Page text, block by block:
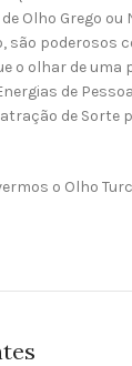
Olho Grego ou
são poderosos
o olhar de uma
de
de Sorte
o Olho